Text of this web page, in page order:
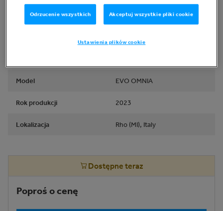
Informacje podstawowe
Model EVO OMNIA
Rok produkcji 2023
Lokalizacja Rho (MI), Italy
Dostępne teraz
Poproś o cenę
Odrzucenie wszystkich Akceptuj wszystkie pliki cookie
Ustawienia plików cookie